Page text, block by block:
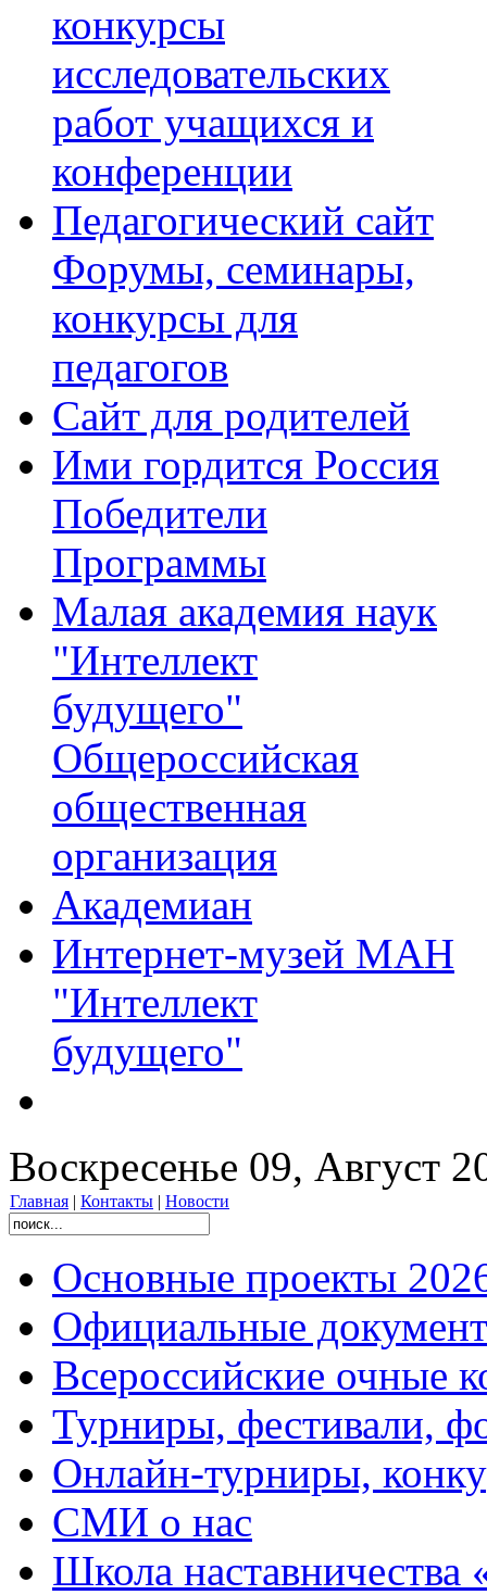
конкурсы
исследовательских
работ учащихся и
конференции
Педагогический сайт
Форумы, семинары,
конкурсы для
педагогов
Сайт для родителей
Ими гордится Россия
Победители
Программы
Малая академия наук
"Интеллект
будущего"
Общероссийская
общественная
организация
Академиан
Интернет-музей МАН
"Интеллект
будущего"
Воскресенье 09, Август
Главная | Контакты | Новости
Основные проекты
Официальные
Всероссийские очные
Турниры, фестивали,
Онлайн-турниры,
СМИ о нас
Школа